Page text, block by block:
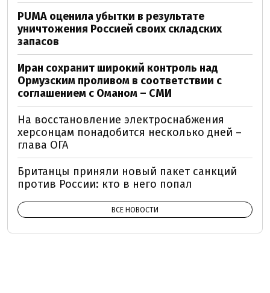
PUMA оценила убытки в результате
уничтожения Россией своих складских
запасов
Иран сохранит широкий контроль над
Ормузским проливом в соответствии с
соглашением с Оманом – СМИ
На восстановление электроснабжения
херсонцам понадобится несколько дней –
глава ОГА
Британцы приняли новый пакет санкций
против России: кто в него попал
ВСЕ НОВОСТИ